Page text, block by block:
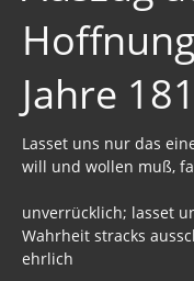
Bücher pdf
BRD / Deutschland
Archiv
Archiv 2017
Wirklich wichtig
Jahre
Lasset uns nur das
will und wollen muß,
unverrücklich; lasset
Wahrheit stracks
ehrlich